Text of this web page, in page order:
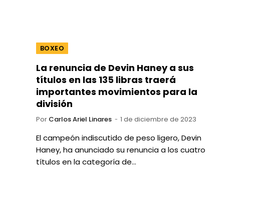
BOXEO
La renuncia de Devin Haney a sus
títulos en las 135 libras traerá
importantes movimientos para la
división
Por Carlos Ariel Linares 1 de diciembre de 2023
El campeón indiscutido de peso ligero, Devin
Haney, ha anunciado su renuncia a los cuatro
títulos en la categoría de…